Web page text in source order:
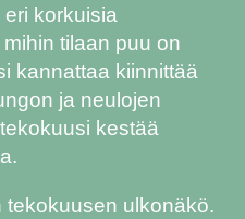
korkuisia
tilaan puu on
kannattaa kiinnittää
ja neulojen
kestää
tekokuusen ulkonäkö.